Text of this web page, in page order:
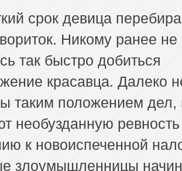
срок девица
Никому ранее не
так быстро добиться
красавца. Далеко
таким положением дел,
необузданную
к новоиспеченной
злоумышленницы